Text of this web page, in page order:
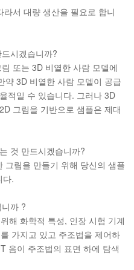
서 대량 생산을 필요로 합니
시겠습니까?
또는 3D 비열한 사람 모델에
약 3D 비열한 사람 모델이 공급
적일 수 있습니다. 그러나 3D
그림을 기반으로 샘플은 제대
것 만드시겠습니까?
그림을 만들기 위해 당신의 샘플
다.
까 ?
해 화학적 특성, 인장 시험 기계
가지고 있고 주조법을 제어하
음이 주조법의 표면 하에 탐색